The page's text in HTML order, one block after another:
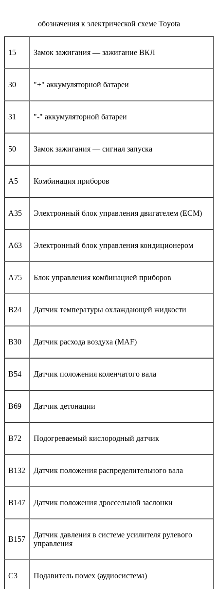
обозначения к электрической схеме Toyota
15 Замок зажигания — зажигание ВКЛ
30 "+" аккумуляторной батареи
31 "-" аккумуляторной батареи
50 Замок зажигания — сигнал запуска
A5 Комбинация приборов
A35 Электронный блок управления двигателем (ECM)
A63 Электронный блок управления кондиционером
A75 Блок управления комбинацией приборов
B24 Датчик температуры охлаждающей жидкости
B30 Датчик расхода воздуха (MAF)
B54 Датчик положения коленчатого вала
B69 Датчик детонации
B72 Подогреваемый кислородный датчик
B132 Датчик положения распределительного вала
B147 Датчик положения дроссельной заслонки
B157
Датчик давления в системе усилителя рулевого
управления
C3 Подавитель помех (аудиосистема)